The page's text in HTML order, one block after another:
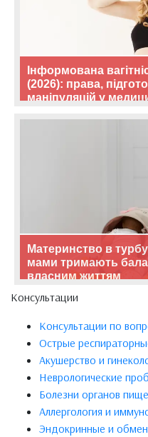
Інформована
(2026): права,
маніпуляцій у
Материнство в
мами тримають
власним життям
Консультации
Консультации по
Острые
Акушерство и
Неврологические
Болезни органов
Аллергология и
Эндокринные и